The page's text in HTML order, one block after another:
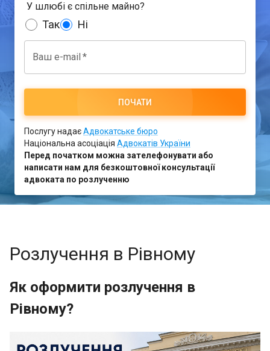
У шлюбі є спільне майно?
Так Ні
Ваш e-mail *
ПОЧАТИ
Послугу надаєАдвокатське бюро
Національна асоціація Адвокатів України
Перед початком можна зателефонувати або
написати нам для безкоштовної консультації
адвоката по розлученню
Розлучення в Рівному
Як оформити розлучення в
Рівному?